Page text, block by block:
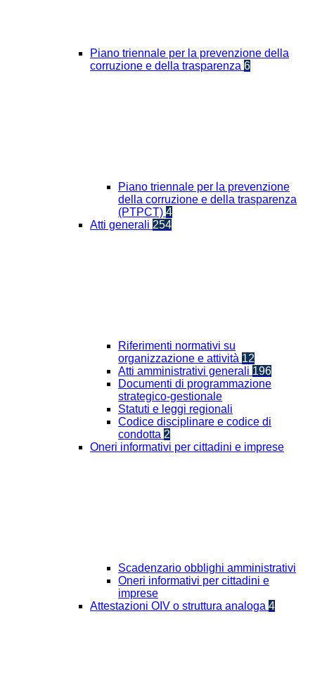
Piano triennale per la prevenzione della
corruzione e della trasparenza 6
Piano triennale per la prevenzione
della corruzione e della trasparenza
(PTPCT) 4
Atti generali 254
Riferimenti normativi su
organizzazione e attività 12
Atti amministrativi generali 196
Documenti di programmazione
strategico-gestionale
Statuti e leggi regionali
Codice disciplinare e codice di
condotta 2
Oneri informativi per cittadini e imprese
Scadenzario obblighi amministrativi
Oneri informativi per cittadini e
imprese
Attestazioni OIV o struttura analoga 4